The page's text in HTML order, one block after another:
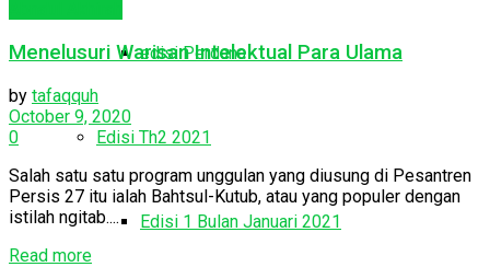
edisi Perdana
Edisi Th2 2021
Edisi 1 Bulan Januari 2021
Menelusuri Warisan Intelektual Para Ulama
by tafaqquh
October 9, 2020
0
Salah satu satu program unggulan yang diusung di Pesantren
Persis 27 itu ialah Bahtsul-Kutub, atau yang populer dengan
istilah ngitab....
Read more